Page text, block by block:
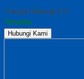
*Harga Hubungi CS
Tersedia
Hubungi Kami